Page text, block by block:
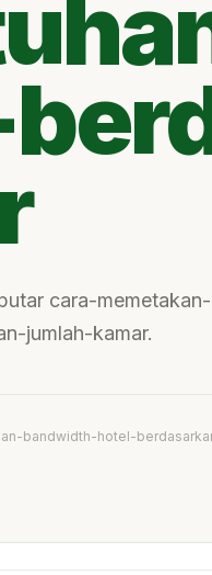
cara-
jumlah-kamar.
bandwidth-hotel-